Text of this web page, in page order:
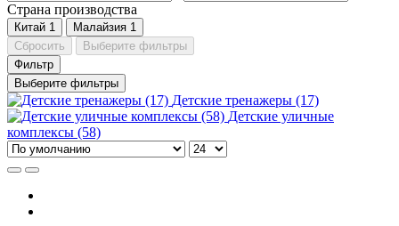
Страна производства
Китай 1 Малайзия 1
Сбросить
Выберите фильтры
Фильтр
Выберите фильтры
Детские тренажеры (17)
Детские уличные
комплексы (58)